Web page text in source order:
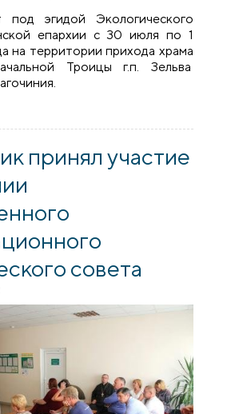
эгидой Экологического
епархии с 30 июля по 1
на территории прихода храма
Троицы г.п. Зельва
XII епархиального
принял участие
совета